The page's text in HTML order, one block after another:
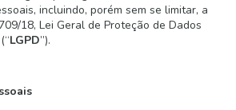
incluindo, porém sem se limitar, a
18, Lei Geral de Proteção de Dados
LGPD”).